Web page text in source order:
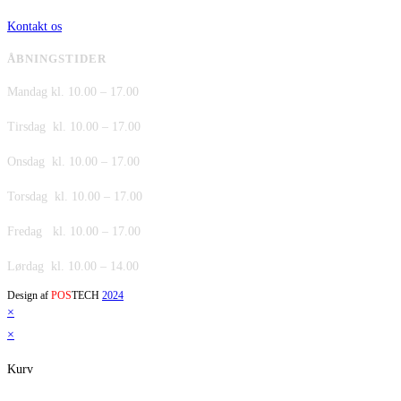
Kontakt os
ÅBNINGSTIDER
Mandag kl. 10.00 – 17.00
Tirsdag kl. 10.00 – 17.00
Onsdag kl. 10.00 – 17.00
Torsdag kl. 10.00 – 17.00
Fredag kl. 10.00 – 17.00
Lørdag kl. 10.00 – 14.00
Design af POSTECH 2024
×
×
Kurv